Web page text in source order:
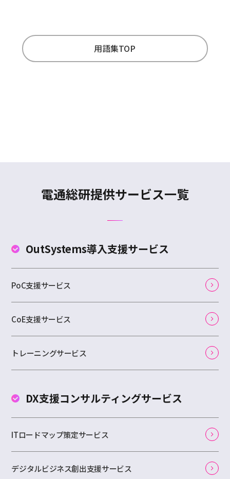
用語集TOP
電通総研提供サービス一覧
OutSystems導入支援サービス
PoC支援サービス
CoE支援サービス
トレーニングサービス
DX支援コンサルティングサービス
ITロードマップ策定サービス
デジタルビジネス創出支援サービス